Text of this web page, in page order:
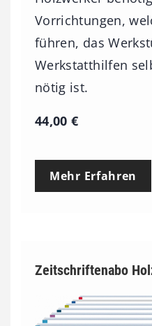
Vorrichtungen,
führen, das
Werkstatthilfen
nötig ist.
44,00€
Mehr Erfahren
Zeitschriftenabo